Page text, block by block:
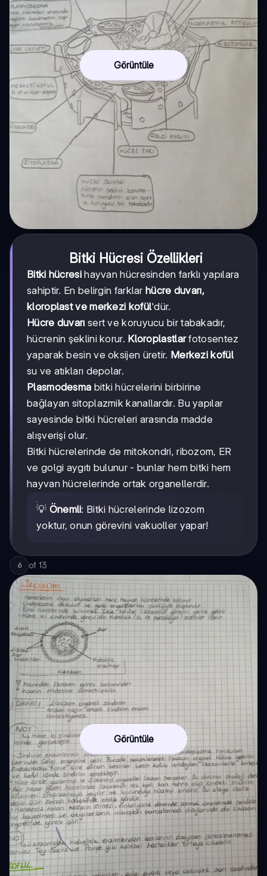
Görüntüle
Bitki Hücresi Özellikleri
Bitki hücresihayvan hücresinden farklı yapılara
sahiptir. En belirgin farklarhücre duvarı,
kloroplast ve merkezi kofül'dür.
Hücre duvarı sert ve koruyucu bir tabakadır,
hücrenin şeklini korur. Kloroplastlarfotosentez
yaparak besin ve oksijen üretir. Merkezi kofül
su ve atıkları depolar.
Plasmodesma bitki hücrelerini birbirine
bağlayan sitoplazmik kanallardır. Bu yapılar
sayesinde bitki hücreleri arasında madde
alışverişi olur.
Bitki hücrelerinde de mitokondri, ribozom, ER
ve golgi aygıtı bulunur - bunlar hem bitki hem
hayvan hücrelerinde ortak organellerdir.
💡 Önemli: Bitki hücrelerinde lizozom
yoktur, onun görevini vakuoller yapar!
6 of 13
Görüntüle